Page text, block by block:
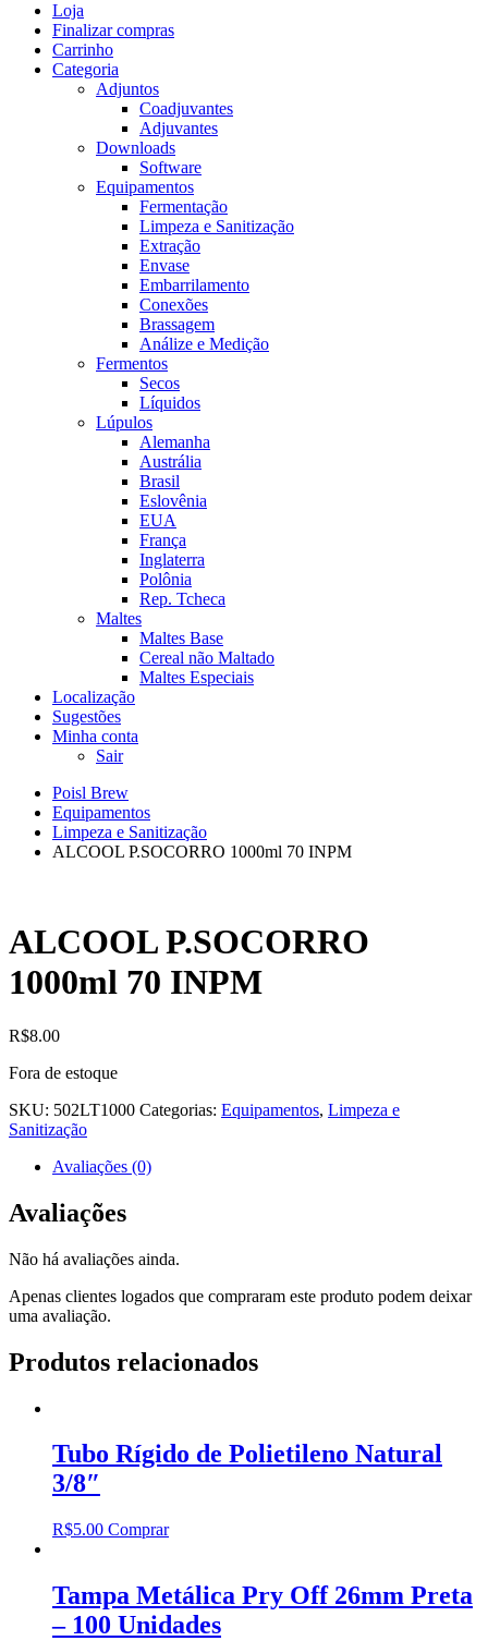
Loja
Finalizar compras
Carrinho
Categoria
Adjuntos
Coadjuvantes
Adjuvantes
Downloads
Software
Equipamentos
Fermentação
Limpeza e Sanitização
Extração
Envase
Embarrilamento
Conexões
Brassagem
Análize e Medição
Fermentos
Secos
Líquidos
Lúpulos
Alemanha
Austrália
Brasil
Eslovênia
EUA
França
Inglaterra
Polônia
Rep. Tcheca
Maltes
Maltes Base
Cereal não Maltado
Maltes Especiais
Localização
Sugestões
Minha conta
Sair
Poisl Brew
Equipamentos
Limpeza e Sanitização
ALCOOL P.SOCORRO 1000ml 70 INPM
ALCOOL P.SOCORRO
1000ml 70 INPM
R$8.00
Fora de estoque
SKU: 502LT1000 Categorias: Equipamentos, Limpeza e
Sanitização
Avaliações (0)
Avaliações
Não há avaliações ainda.
Apenas clientes logados que compraram este produto podem deixar
uma avaliação.
Produtos relacionados
Tubo Rígido de Polietileno Natural
3/8″
R$5.00 Comprar
Tampa Metálica Pry Off 26mm Preta
– 100 Unidades